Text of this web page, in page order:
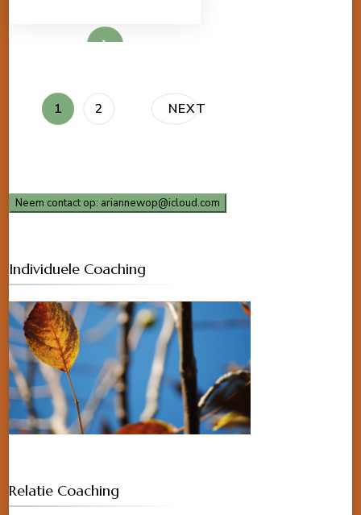
Berichten
PAGE
1 PAGE
2 NEXT
Neem contact op: ariannewop@icloud.com
Individuele Coaching
Relatie Coaching